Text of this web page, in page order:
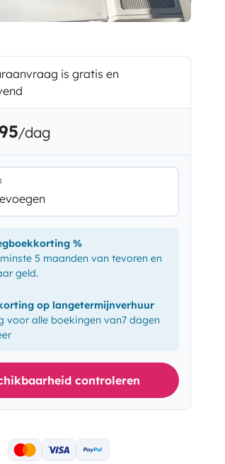
is gratis en
/dag
%
5 maanden van tevoren en
geld.
op langetermijnverhuur
voor alle boekingen van7 dagen
controleren